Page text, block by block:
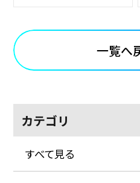
一覧へ
カテゴリ
すべて見る